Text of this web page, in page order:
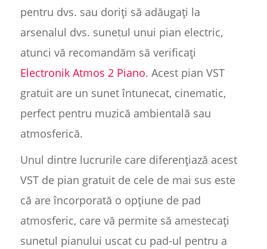
pentru dvs. sau doriți să adăugați la
arsenalul dvs. sunetul unui pian electric,
atunci vă recomandăm să verificați
Electronik Atmos 2 Piano. Acest pian VST
gratuit are un sunet întunecat, cinematic,
perfect pentru muzică ambientală sau
atmosferică.
Unul dintre lucrurile care diferențiază acest
VST de pian gratuit de cele de mai sus este
că are încorporată o opțiune de pad
atmosferic, care vă permite să amestecați
sunetul pianului uscat cu pad-ul pentru a